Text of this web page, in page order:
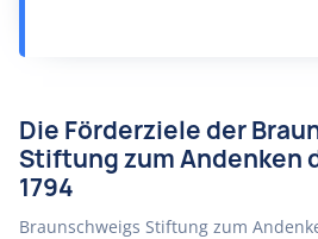
Die Förderziele der
Stiftung zum Andenken
1794
Braunschweigs Stiftung zum